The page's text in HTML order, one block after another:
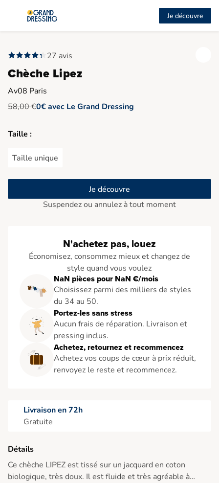
Je découvre
27 avis
Chèche Lipez
Av08 Paris
58,00 €0€ avec Le Grand Dressing
Taille :
Taille unique
Je découvre
Suspendez ou annulez à tout moment
N'achetez pas, louez
Économisez, consommez mieux et changez de
style quand vous voulez
NaN pièces pour NaN €/mois
Choisissez parmi des milliers de styles
du 34 au 50.
Portez-les sans stress
Aucun frais de réparation. Livraison et
pressing inclus.
Achetez, retournez et recommencez
Achetez vos coups de cœur à prix réduit,
renvoyez le reste et recommencez.
Livraison en 72h
Gratuite
Détails
Ce chèche LIPEZ est tissé sur un jacquard en coton
biologique, très doux. Il est fluide et très agréable à